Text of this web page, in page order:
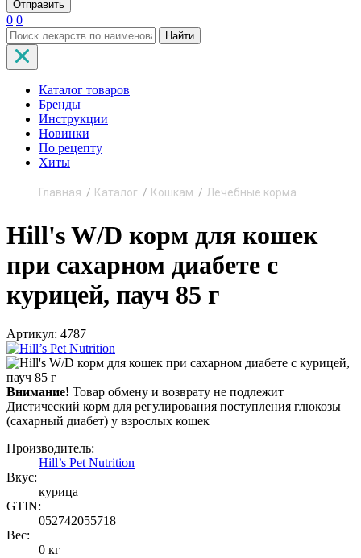
0 0
Найти
Каталог товаров
Бренды
Инструкции
Новинки
По рецепту
Хиты
Главная Каталог Кошкам Лечебные корма
Hill's W/D корм для кошек
при сахарном диабете с
курицей, пауч 85 г
Артикул: 4787
Внимание! Товар обмену и возврату не подлежит
Диетический корм для регулирования поступления глюкозы
(сахарный диабет) у взрослых кошек
Производитель:
Hill’s Pet Nutrition
Вкус:
курица
GTIN:
052742055718
Вес:
0 кг